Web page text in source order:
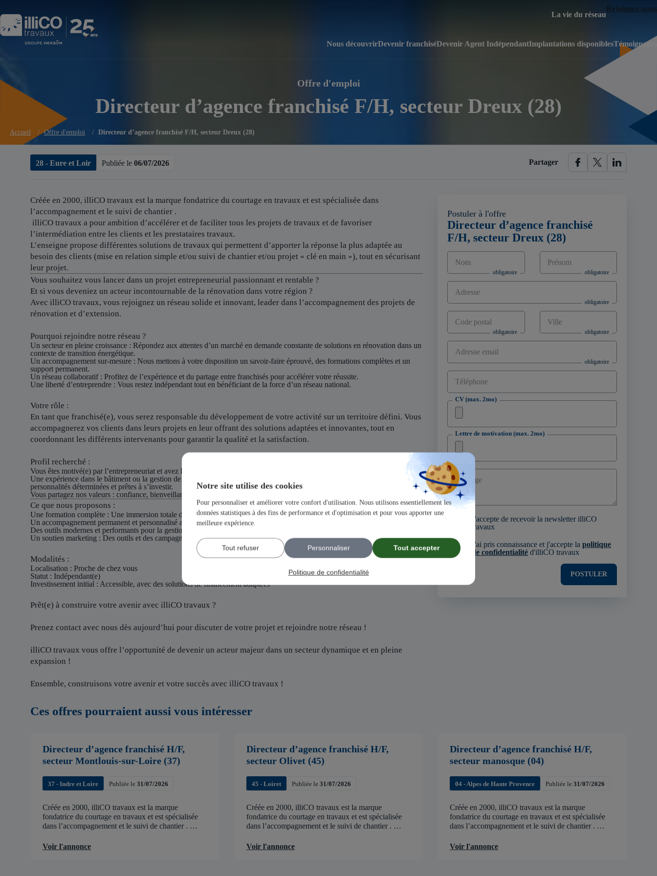
Notre site utilise des cookies
Pour personnaliser et améliorer votre confort d'utilisation. Nous utilisons essentiellement les
données statistiques à des fins de performance et d'optimisation et pour vous apporter une
meilleure expérience.
Tout accepter
Tout refuser Personnaliser
Politique de confidentialité
Nous découvrirDevenir franchiséDevenir Agent IndépendantImplantations disponiblesTémoignages
La vie du réseau
Rejoignez-nous
Offre d'emploi
Directeur d’agence franchisé F/H, secteur Dreux (28)
Accueil / Offre d'emploi / Directeur d’agence franchisé F/H, secteur Dreux (28)
28 - Eure et Loir Publiée le 06/07/2026 Partager
Créée en 2000, illiCO travaux est la marque fondatrice du courtage en travaux et est spécialisée dans
l’accompagnement et le suivi de chantier .
illiCO travaux a pour ambition d’accélérer et de faciliter tous les projets de travaux et de favoriser
l’intermédiation entre les clients et les prestataires travaux.
L’enseigne propose différentes solutions de travaux qui permettent d’apporter la réponse la plus adaptée au
besoin des clients (mise en relation simple et/ou suivi de chantier et/ou projet « clé en main »), tout en sécurisant
leur projet.
Vous souhaitez vous lancer dans un projet entrepreneurial passionnant et rentable ?
Et si vous deveniez un acteur incontournable de la rénovation dans votre région ?
Avec illiCO travaux, vous rejoignez un réseau solide et innovant, leader dans l’accompagnement des projets de
rénovation et d’extension.
Pourquoi rejoindre notre réseau ?
Un secteur en pleine croissance : Répondez aux attentes d’un marché en demande constante de solutions en rénovation dans un
contexte de transition énergétique.
Un accompagnement sur-mesure : Nous mettons à votre disposition un savoir-faire éprouvé, des formations complètes et un
support permanent.
Un réseau collaboratif: Profitez de l’expérience et du partage entre franchisés pour accélérer votre réussite.
Une liberté d’entreprendre : Vous restez indépendant tout en bénéficiant de la force d’un réseau national.
Votre rôle :
En tant que franchisé(e), vous serez responsable du développement de votre activité sur un territoire défini. Vous
accompagnerez vos clients dans leurs projets en leur offrant des solutions adaptées et innovantes, tout en
coordonnant les différents intervenants pour garantir la qualité et la satisfaction.
Profil recherché :
Vous êtes motivé(e) par l’entrepreneuriat et avez le désir de bâtir un projet solide et structuré.
Une expérience dans le bâtiment ou la gestion de projets est un atout, mais pas indispensable, nous recherchons avant tout des
personnalités déterminées et prêtes à s’investir.
Vous partagez nos valeurs : confiance, bienveillance et esprit de famille
Ce que nous proposons :
Une formation complète : Une immersion totale dans le métier pour maîtriser tous les aspects de votre future activité.
Un accompagnement permanent et personnalisé avec des interlocuteurs dédié pour chacun de vos besoins
Des outils modernes et performants pour la gestion et le développement de votre activité.
Un soutien marketing : Des outils et des campagnes de communication pour booster votre visibilité.
Modalités :
Localisation : Proche de chez vous
Statut : Indépendant(e)
Investissement initial : Accessible, avec des solutions de financement adaptées
Prêt(e) à construire votre avenir avec illiCO travaux ?
Prenez contact avec nous dès aujourd’hui pour discuter de votre projet et rejoindre notre réseau !
illiCO travaux vous offre l’opportunité de devenir un acteur majeur dans un secteur dynamique et en pleine
expansion !
Ensemble, construisons votre avenir et votre succès avec illiCO travaux !
Postuler à l'offre
Directeur d’agence franchisé
F/H, secteur Dreux (28)
Nom Prénom
Adresse
Code postal Ville
Adresse email
Téléphone
CV (max. 2mo)
Lettre de motivation (max. 2mo)
Message
J'accepte de recevoir la newsletter illiCO
travaux
J'ai pris connaissance et j'accepte lapolitique
de confidentialité d'illiCO travaux
POSTULER
Ces offres pourraient aussi vous intéresser
Directeur d’agence franchisé H/F,
secteur Montlouis-sur-Loire (37)
37 - Indre et Loire Publiée le 31/07/2026
Créée en 2000, illiCO travaux est la marque
fondatrice du courtage en travaux et est spécialisée
dans l’accompagnement et le suivi de chantier .
faciliter tous les projets […]
Voir l'annonce
Directeur d’agence franchisé H/F,
secteur Olivet (45)
45 - Loiret Publiée le 31/07/2026
Créée en 2000, illiCO travaux est la marque
fondatrice du courtage en travaux et est spécialisée
dans l’accompagnement et le suivi de chantier .
faciliter tous les projets […]
Voir l'annonce
Directeur d’agence franchisé H/F,
secteur manosque (04)
04 - Alpes de Haute Provence Publiée le31/07/2026
Créée en 2000, illiCO travaux est la marque
fondatrice du courtage en travaux et est spécialisée
dans l’accompagnement et le suivi de chantier .
faciliter tous les projets […]
Voir l'annonce